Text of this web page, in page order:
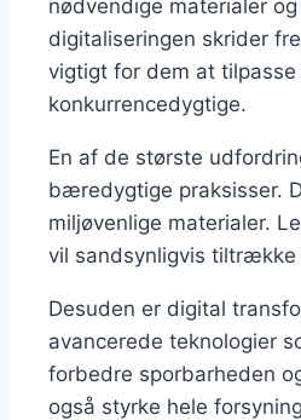
nødvendige materialer
digitaliseringen skrider
vigtigt for dem at
konkurrencedygtige.
En af de største
bæredygtige praksisser.
miljøvenlige materialer.
vil sandsynligvis tiltrække
Desuden er digital
avancerede teknologier
forbedre sporbarheden
også styrke hele